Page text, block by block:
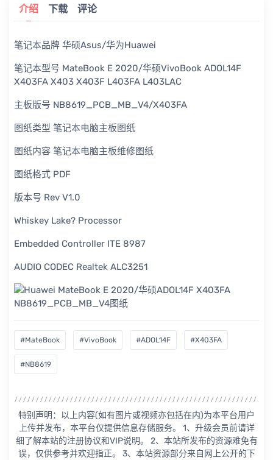
介绍 下载 评论
笔记本品牌 华硕Asus/华为Huawei
笔记本型号 MateBook E 2020/华硕VivoBook ADOL14F
X403FA X403 X403F L403FA L403LAC
主板版号 NB8619_PCB_MB_V4/X403FA
图纸类型 笔记本电脑主板图纸
图纸内容 笔记本电脑主板维修图纸
图纸格式 PDF
版本号 Rev V1.0
Whiskey Lake? Processor
Embedded Controller ITE 8987
AUDIO CODEC Realtek ALC3251
#MateBook #VivoBook #ADOL14F #X403FA
#NB8619
特别声明：以上内容(如有图片或视频亦包括在内)为本平台用户
上传并发布，本平台仅提供信息存储服务。 1、升级会员前请详
细了解本站的注册协议和VIP说明。 2、本站所发布的资源难免有
误，仅供参考并欢迎指正。 3、本站资源部分来自网上公开的下